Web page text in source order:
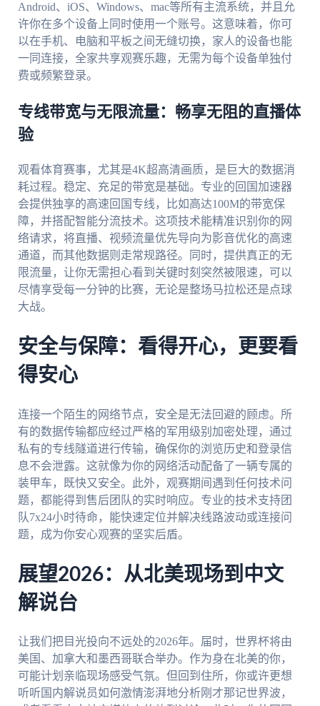
Android、iOS、Windows、mac等所有主流系统，并且允
许你在多个设备上同时使用一个账号。这意味着，你可
以在手机、电脑和平板之间无缝切换，家人的设备也能
一同连接，全家共享观赛乐趣，无需为每个设备单独付
费或频繁登录。
专线带宽与无限流量：畅享无阻的直播体
验
观看体育赛事，尤其是4K超高清画质，是巨大的数据消
耗过程。稳定、充足的带宽是基础。专业的回国加速器
会提供独享的高速回国专线，比如高达100M的带宽保
障，并搭配智能分流技术。这项技术能精准识别你的网
络请求，将直播、视频流量优先导向为影音优化的高速
通道，而其他数据则走常规路径。同时，提供真正的无
限流量，让你无需担心看到关键时刻突然被限速，可以
尽情享受每一分钟的比赛，无论是整场马拉松还是点球
大战。
安全与保障：看得开心，更要看
得安心
连接一个陌生的网络节点，安全是无法回避的顾虑。所
有的数据传输都应经过严格的军用级别加密处理，通过
私有的专线隧道进行传输，确保你的浏览历史和登录信
息不会泄露。这就像为你的网络活动配备了一辆专属的
装甲车，既快又安全。此外，观赛期间遇到任何技术问
题，都能得到售后团队的实时响应。专业的技术支持团
队7x24小时待命，能快速定位并解决线路波动或连接问
题，成为你安心观赛的坚实后盾。
展望2026：从北美现场到中文
解说台
让我们把目光投向不远处的2026年。届时，世界杯将由
美国、加拿大和墨西哥联合举办。作为身在北美的你，
可能计划亲临现场感受气氛。但回到住所，你或许更想
听听国内解说员如何激情澎湃地分析刚才那记世界波，